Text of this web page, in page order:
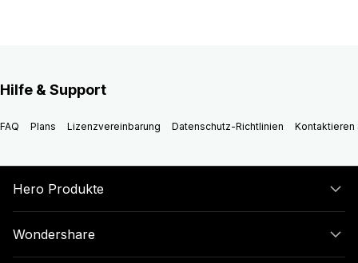
Hilfe & Support
FAQ Plans Lizenzvereinbarung Datenschutz-Richtlinien Kontaktieren
Hero Produkte
Wondershare